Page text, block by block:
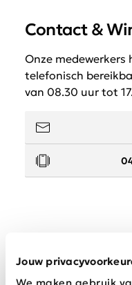
Jouw
We maken gebruik
Contact &
Onze medewerkers
telefonisch
van 08.30 uur tot